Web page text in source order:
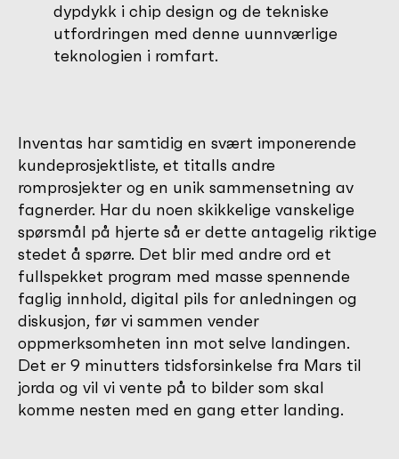
dypdykk i chip design og de tekniske
utfordringen med denne uunnværlige
teknologien i romfart.
Inventas har samtidig en svært imponerende
kundeprosjektliste, et titalls andre
romprosjekter og en unik sammensetning av
fagnerder. Har du noen skikkelige vanskelige
spørsmål på hjerte så er dette antagelig riktige
stedet å spørre. Det blir med andre ord et
fullspekket program med masse spennende
faglig innhold, digital pils for anledningen og
diskusjon, før vi sammen vender
oppmerksomheten inn mot selve landingen.
Det er 9 minutters tidsforsinkelse fra Mars til
jorda og vil vi vente på to bilder som skal
komme nesten med en gang etter landing.